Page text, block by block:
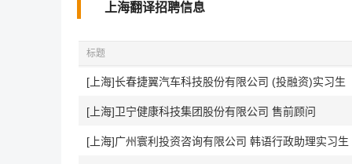
上海翻译招聘信息
标题
[上海]长春捷翼汽车科技股份有限公司 (投融资)实习生
[上海]卫宁健康科技集团股份有限公司 售前顾问
[上海]广州寰利投资咨询有限公司 韩语行政助理实习生